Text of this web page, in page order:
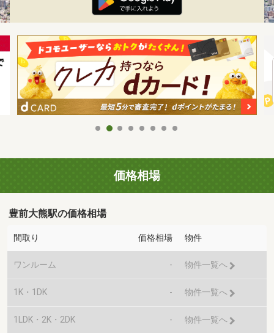
価格相場
豊前大熊駅の価格相場
間取り 価格相場 物件
ワンルーム - 物件一覧へ
1K・1DK - 物件一覧へ
1LDK・2K・2DK - 物件一覧へ